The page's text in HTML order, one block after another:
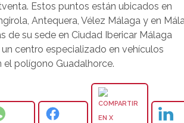
Estos puntos están ubicados en
Antequera, Vélez Málaga y en
de su sede en Ciudad Ibericar Málaga
centro especializado en vehículos
el polígono Guadalhorce.